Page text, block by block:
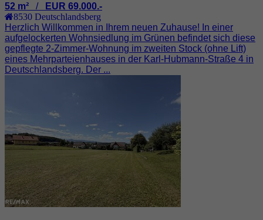
52 m² / EUR 69.000.-
8530 Deutschlandsberg
Herzlich Willkommen in Ihrem neuen Zuhause! In einer
aufgelockerten Wohnsiedlung im Grünen befindet sich diese
gepflegte 2-Zimmer-Wohnung im zweiten Stock (ohne Lift)
eines Mehrparteienhauses in der Karl-Hubmann-Straße 4 in
Deutschlandsberg. Der ...